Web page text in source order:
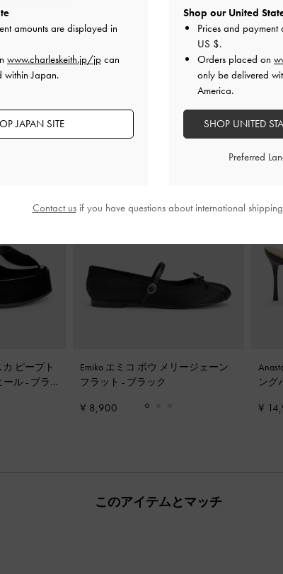
カ ピープト
ール - ブラ
Emiko エミコ ボウ メリージェーン
フラット - ブラック
¥ 8,900
ング
¥
このアイテムとマッチ
amounts are displayed in
www.charleskeith.jp/jp can
within Japan.
JAPAN SITE
Shop our United
Prices and
US $.
Orders placed on
only be delivered
America.
SHOP UNITED
Preferred
Contact usif you have questions about international